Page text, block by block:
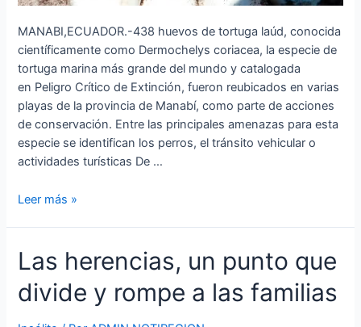
MANABI,ECUADOR.-438 huevos de tortuga laúd, conocida
científicamente como Dermochelys coriacea, la especie de
tortuga marina más grande del mundo y catalogada
en Peligro Crítico de Extinción, fueron reubicados en varias
playas de la provincia de Manabí, como parte de acciones
de conservación. Entre las principales amenazas para esta
especie se identifican los perros, el tránsito vehicular o
actividades turísticas De …
Leer más »
Las herencias, un punto que
divide y rompe a las familias
Las
herencias,
un